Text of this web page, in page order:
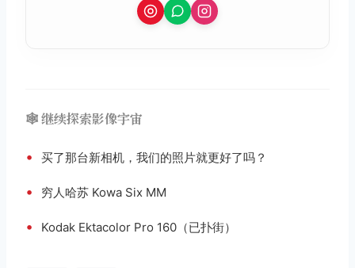
🕸️ 继续探索影像宇宙
• 买了那台新相机，我们的照片就更好了吗？
• 穷人哈苏 Kowa Six MM
• Kodak Ektacolor Pro 160（已扑街）